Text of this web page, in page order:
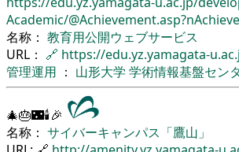
Academic/
名称： 教育用公開ウェブサービス
URL： 🔗 https://edu.yz.yamagata-
管理運用 ： 山形大学 学術情報基盤セン
🎄🎂🌃🕯🎉
名称： サイバーキャンパス「鷹山」